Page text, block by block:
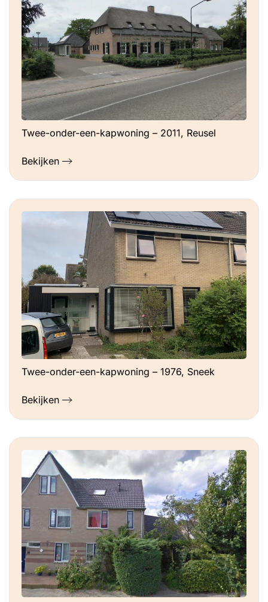
Twee-onder-een-kapwoning – 2011, Reusel
Bekijken
Twee-onder-een-kapwoning – 1976, Sneek
Bekijken